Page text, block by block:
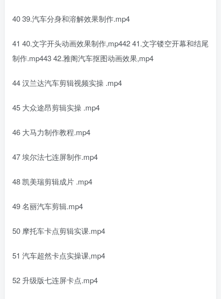
40 39.汽车分身和溶解效果制作.mp4
41 40.文字开头动画效果制作,mp442 41.文字镂空开幕和结尾
制作.mp443 42.雅阁汽车抠图动画效果,mp4
44 汉兰达汽车剪辑视频实操 .mp4
45 大众途昂剪辑实操 .mp4
46 大马力制作教程.mp4
47 埃尔法七连屏制作.mp4
48 凯美瑞剪辑成片 .mp4
49 名丽汽车剪辑.mp4
50 摩托车卡点剪辑实课.mp4
51 汽车超然卡点实操课,mp4
52 升级版七连屏卡点.mp4